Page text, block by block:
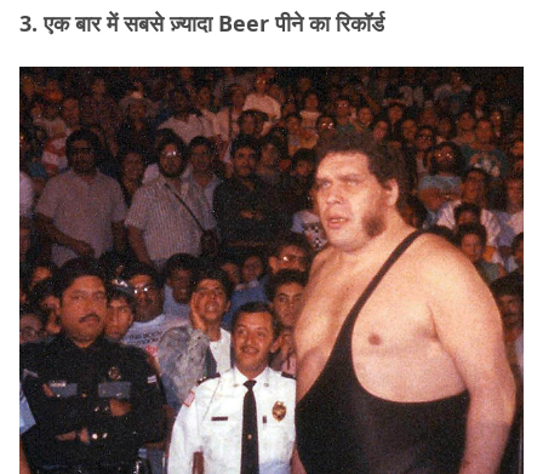
3. एक बार में सबसे ज़्यादा Beer पीने का रिकॉर्ड